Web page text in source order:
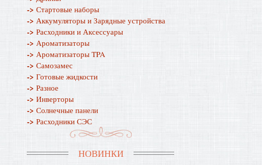
-> Стартовые наборы
-> Аккумуляторы и Зарядные устройства
-> Расходники и Аксессуары
-> Ароматизаторы
-> Ароматизаторы TPA
-> Самозамес
-> Готовые жидкости
-> Разное
-> Инверторы
-> Солнечные панели
-> Расходники СЭС
НОВИНКИ